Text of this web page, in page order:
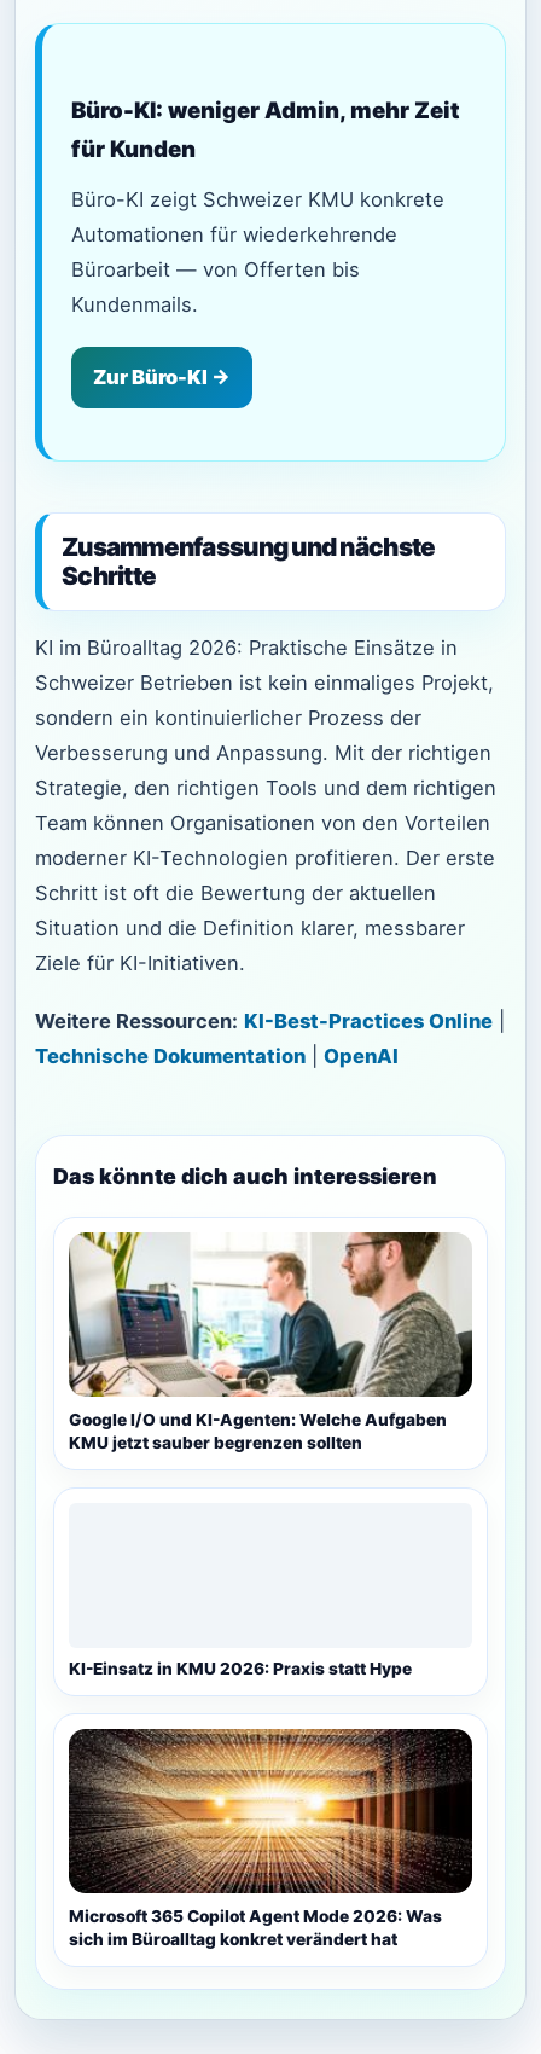
Büro-KI: weniger Admin, mehr Zeit
für Kunden
Büro-KI zeigt Schweizer KMU konkrete
Automationen für wiederkehrende
Büroarbeit — von Offerten bis
Kundenmails.
Zur Büro-KI →
Zusammenfassung und nächste
Schritte
KI im Büroalltag 2026: Praktische Einsätze in
Schweizer Betrieben ist kein einmaliges Projekt,
sondern ein kontinuierlicher Prozess der
Verbesserung und Anpassung. Mit der richtigen
Strategie, den richtigen Tools und dem richtigen
Team können Organisationen von den Vorteilen
moderner KI-Technologien profitieren. Der erste
Schritt ist oft die Bewertung der aktuellen
Situation und die Definition klarer, messbarer
Ziele für KI-Initiativen.
Weitere Ressourcen: KI-Best-Practices Online
Technische Dokumentation
OpenAI
Das könnte dich auch interessieren
Google I/O und KI-Agenten: Welche Aufgaben
KMU jetzt sauber begrenzen sollten
KI-Einsatz in KMU 2026: Praxis statt Hype
Microsoft 365 Copilot Agent Mode 2026: Was
sich im Büroalltag konkret verändert hat